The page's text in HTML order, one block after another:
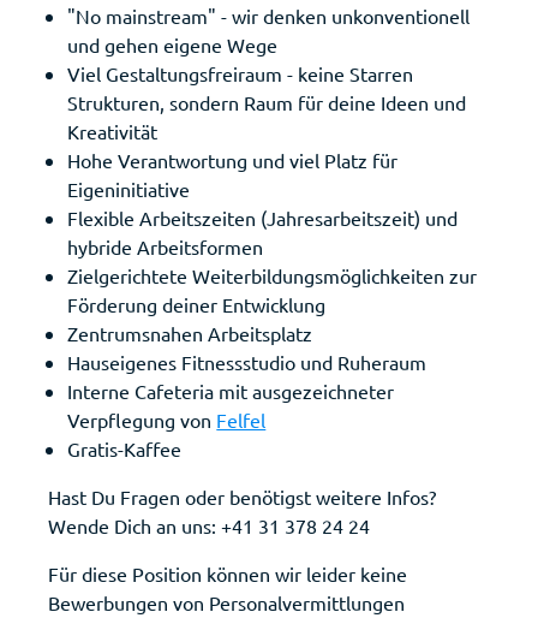
"No mainstream" - wir denken unkonventionell
und gehen eigene Wege
Viel Gestaltungsfreiraum - keine Starren
Strukturen, sondern Raum für deine Ideen und
Kreativität
Hohe Verantwortung und viel Platz für
Eigeninitiative
Flexible Arbeitszeiten (Jahresarbeitszeit) und
hybride Arbeitsformen
Zielgerichtete Weiterbildungsmöglichkeiten zur
Förderung deiner Entwicklung
Zentrumsnahen Arbeitsplatz
Hauseigenes Fitnessstudio und Ruheraum
Interne Cafeteria mit ausgezeichneter
Verpflegung von Felfel
Gratis-Kaffee
Hast Du Fragen oder benötigst weitere Infos?
Wende Dich an uns:+41 31 378 24 24
Für diese Position können wir leider keine
Bewerbungen von Personalvermittlungen